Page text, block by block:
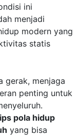
ini
menjadi
modern yang
statis
gerak, menjaga
penting untuk
pola hidup
yang bisa